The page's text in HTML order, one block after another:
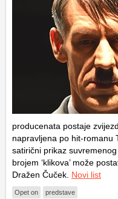
producenata postaje
napravljena po hit-romanu
satirični prikaz
brojem ‘klikova’ može
Dražen Čuček. Novi list
Opet on predstave